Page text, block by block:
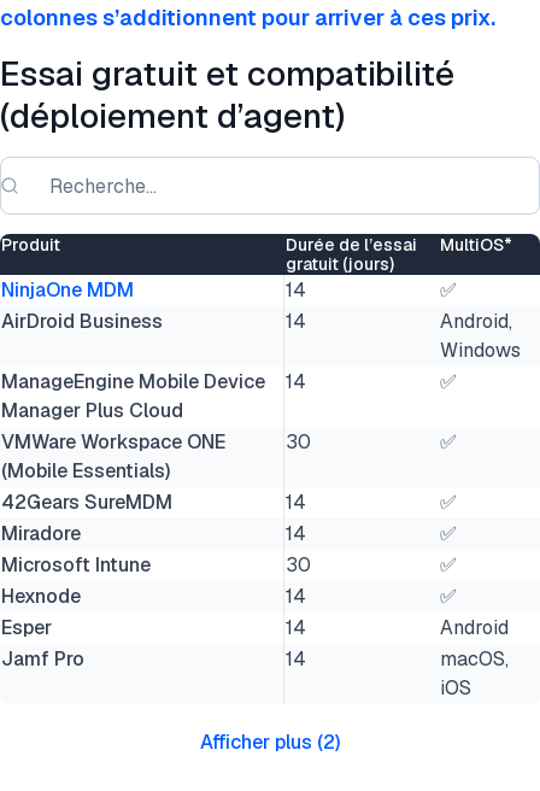
colonnes s’additionnent pour arriver à ces prix.
Essai gratuit et compatibilité
(déploiement d’agent)
Produit
Durée de l’essai
gratuit (jours)
MultiOS*
NinjaOne MDM 14
✅
AirDroid Business
14
Android,
Windows
ManageEngine Mobile Device
Manager Plus Cloud
14 ✅
VMWare Workspace ONE
(Mobile Essentials)
30 ✅
42Gears SureMDM 14
✅
Miradore
14
✅
Microsoft Intune
30
✅
Hexnode
14
✅
Esper
14
Android
Jamf Pro
14
macOS,
iOS
Afficher plus (2)